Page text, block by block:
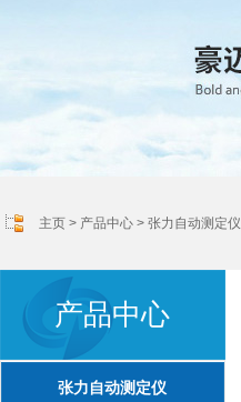
主页 > 产品中心 > 张力自动测定仪
产品中心
张力自动测定仪